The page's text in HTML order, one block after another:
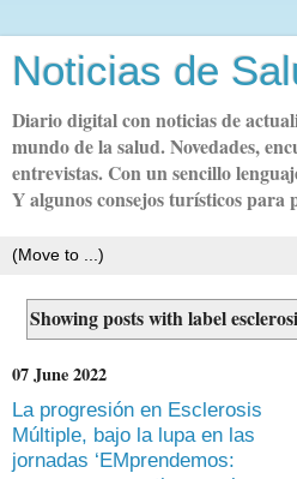
Noticias de
Diario digital con noticias de
mundo de la salud. Novedades,
entrevistas. Con un sencillo
Y algunos consejos turísticos para
Showing posts with label
07 June 2022
La progresión en Esclerosis
Múltiple, bajo la lupa en las
jornadas ‘EMprendemos: